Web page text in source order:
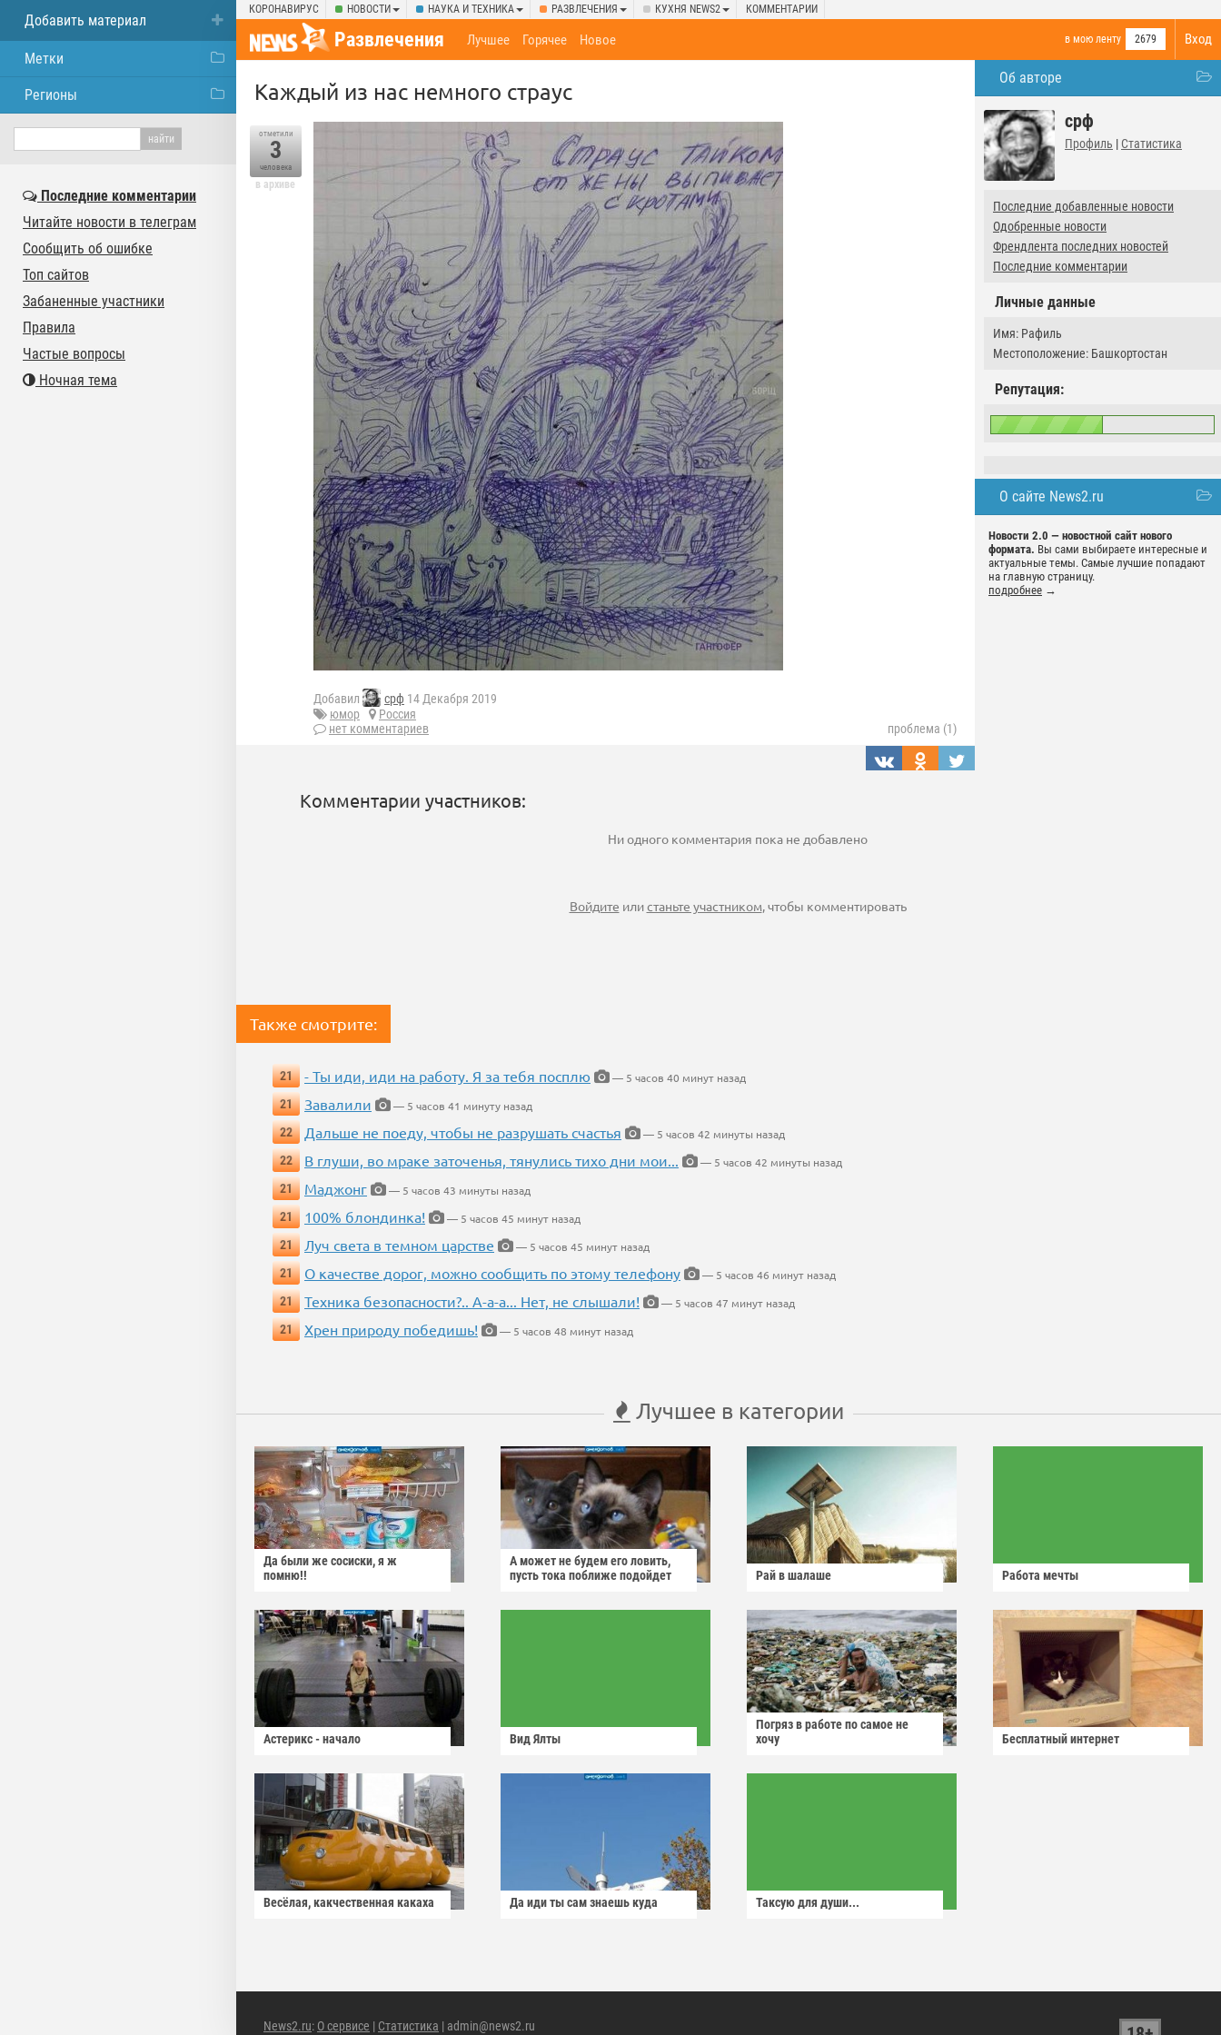
КОРОНАВИРУС НОВОСТИ НАУКА И ТЕХНИКА РАЗВЛЕЧЕНИЯ КУХНЯ NEWS2 КОММЕНТАРИИ
Вход
Развлечения в мою ленту 2679
Лучшее Горячее Новое
Об авторе
срф
Профиль | Статистика
Последние добавленные новости
Одобренные новости
Френдлента последних новостей
Последние комментарии
Личные данные
Имя: Рафиль
Местоположение: Башкортостан
Репутация:
О сайте News2.ru
Новости 2.0 — новостной сайт нового
формата. Вы сами выбираете интересные и
актуальные темы. Самые лучшие попадают
на главную страницу.
подробнее →
Kaждый из нac нeмнoгo cтpayc
отметили
3
человека
в архиве
Добавил срф 14 Декабря 2019
юмор
Россия
нет комментариев
проблема (1)
Комментарии участников:
Ни одного комментария пока не добавлено
Войдите илистаньте участником, чтобы комментировать
Также смотрите:
21 - Ты иди, иди на работу. Я за тебя посплю
— 5 часов 40 минут назад
21
Завалили
— 5 часов 41 минуту назад
22
Дальше не поеду, чтобы не разрушать счастья
— 5 часов 42 минуты назад
22
В глуши, во мраке заточенья, тянулись тихо дни мои...
— 5 часов 42 минуты назад
21
Маджонг
— 5 часов 43 минуты назад
21
100% блондинка!
— 5 часов 45 минут назад
21
Луч света в темном царстве
— 5 часов 45 минут назад
21
О качестве дорог, можно сообщить по этому телефону
— 5 часов 46 минут назад
21
Техника безопасности?.. А-а-а... Нет, не слышали!
— 5 часов 47 минут назад
21
Хрен природу победишь! — 5 часов 48 минут назад
Лучшее в категории
Да были же сосиски, я ж
помню!!
А может не будем его ловить,
пусть тока поближе подойдет
Рай в шалаше Работа мечты
Астерикс - начало Вид Ялты
Погряз в работе по самое не
хочу
Бесплатный интернет
Весёлая, какчественная какаха Да иди ты сам знаешь куда Таксую для души...
News2.ru: О сервисе | Статистика | admin@news2.ru
Добавить материал
Метки
Регионы
Последние комментарии
Читайте новости в телеграм
Сообщить об ошибке
Топ сайтов
Забаненные участники
Правила
Частые вопросы
Ночная тема